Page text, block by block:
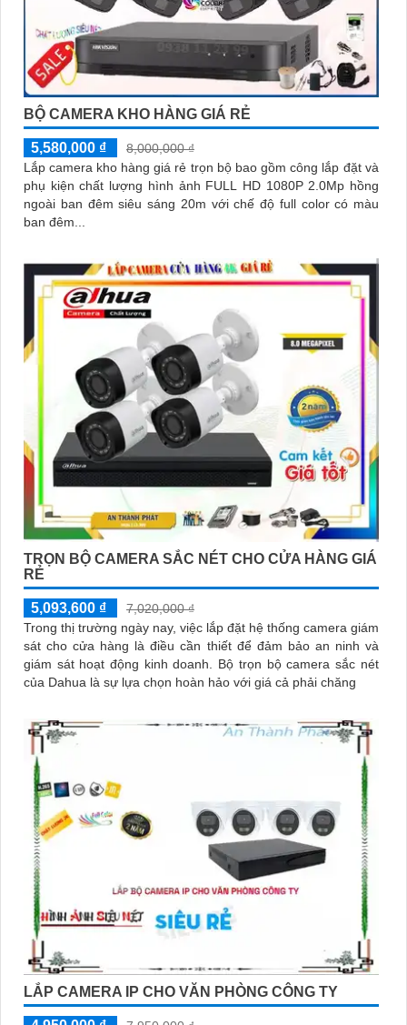
BỘ CAMERA KHO HÀNG GIÁ RẺ
5,580,000 ₫
8,000,000 ₫
Lắp camera kho hàng giá rẻ trọn bộ bao gồm công lắp đặt và
phụ kiện chất lượng hình ảnh FULL HD 1080P 2.0Mp hồng
ngoài ban đêm siêu sáng 20m với chế độ full color có màu
ban đêm...
TRỌN BỘ CAMERA SẮC NÉT CHO CỬA HÀNG GIÁ
RẺ
5,093,600 ₫
7,020,000 ₫
Trong thị trường ngày nay, việc lắp đặt hệ thống camera giám
sát cho cửa hàng là điều cần thiết để đảm bảo an ninh và
giám sát hoạt động kinh doanh. Bộ trọn bộ camera sắc nét
của Dahua là sự lựa chọn hoàn hảo với giá cả phải chăng
LẮP CAMERA IP CHO VĂN PHÒNG CÔNG TY